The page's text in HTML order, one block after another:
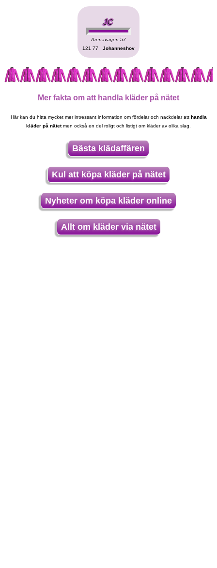
JC
Arenavägen 57
121 77 Johanneshov
Mer fakta om att handla kläder på nätet
Här kan du hitta mycket mer intressant information om fördelar och nackdelar att handla
kläder på nätetmen också en del roligt och listigt om kläder av olika slag.
Bästa klädaffären
Kul att köpa kläder på nätet
Nyheter om köpa kläder online
Allt om kläder via nätet